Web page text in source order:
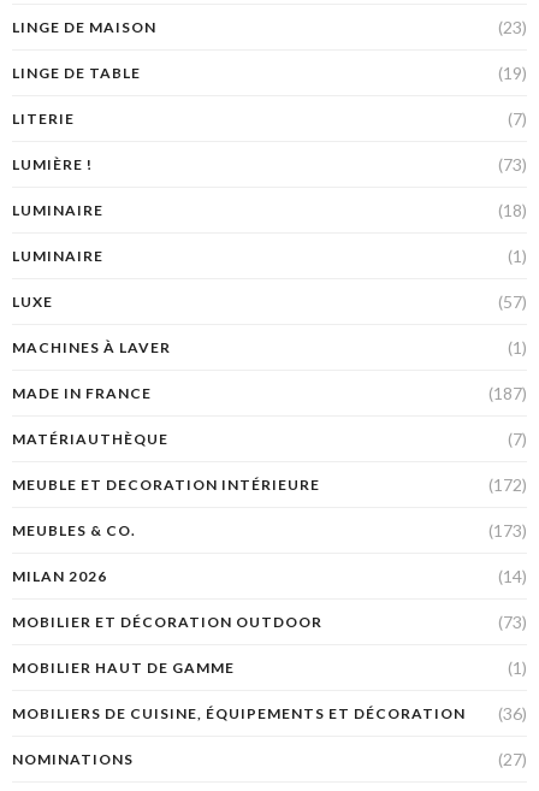
LINGE DE MAISON (23)
LINGE DE TABLE (19)
LITERIE (7)
LUMIÈRE ! (73)
LUMINAIRE (18)
LUMINAIRE (1)
LUXE (57)
MACHINES À LAVER (1)
MADE IN FRANCE (187)
MATÉRIAUTHÈQUE (7)
MEUBLE ET DECORATION INTÉRIEURE (172)
MEUBLES & CO. (173)
MILAN 2026 (14)
MOBILIER ET DÉCORATION OUTDOOR (73)
MOBILIER HAUT DE GAMME (1)
MOBILIERS DE CUISINE, ÉQUIPEMENTS ET DÉCORATION (36)
NOMINATIONS (27)